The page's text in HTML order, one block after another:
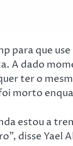
para que
A dado
ter o
morto
estou a
disse Yael